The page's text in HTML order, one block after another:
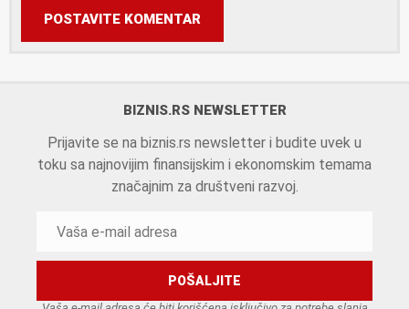
POSTAVITE KOMENTAR
BIZNIS.RS NEWSLETTER
Prijavite se na biznis.rs newsletter i budite uvek u
toku sa najnovijim finansijskim i ekonomskim temama
značajnim za društveni razvoj.